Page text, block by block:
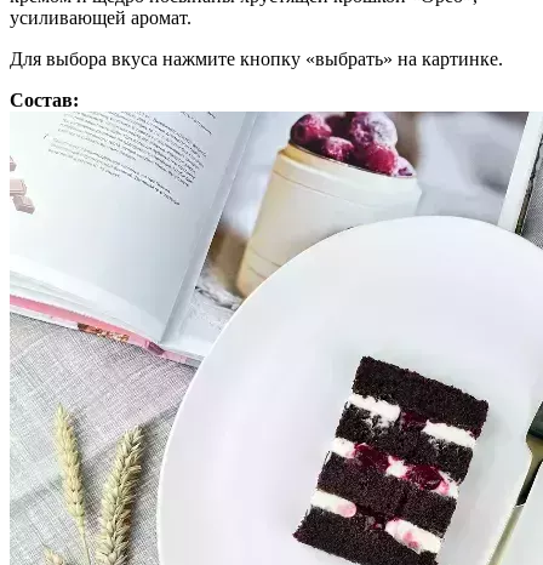
усиливающей аромат.
Для выбора вкуса нажмите кнопку «выбрать» на картинке.
Состав: